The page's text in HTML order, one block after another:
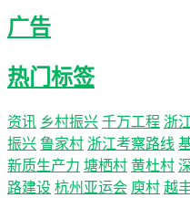
广告
热门标签
资讯 乡村振兴 千万工程 浙
振兴 鲁家村 浙江考察路线
新质生产力 塘栖村 黄杜村
路建设 杭州亚运会 庾村 越